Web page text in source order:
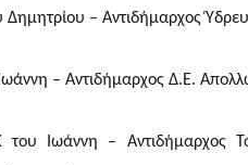
Δημητρίου – Αντιδήμαρχος
– Αντιδήμαρχος Δ.Ε.
του Ιωάννη – Αντιδήμαρχος